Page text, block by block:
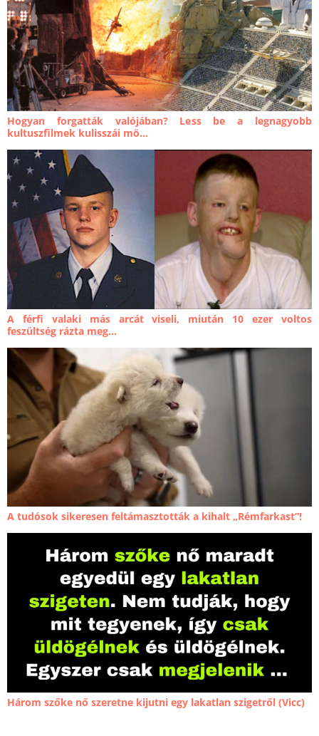
Hogyan forgatták valójában? Less be a legnagyobb
kultuszfilmek kulisszái mö...
A férfi valaki más arcát viseli, miután 10 ezer voltos
feszültség rázta meg...
A tudósok sikeresen feltámasztották a kihalt „Rémfarkast”!
Három szőke nő szeretne kijutni egy lakatlan szigetről (Vicc)